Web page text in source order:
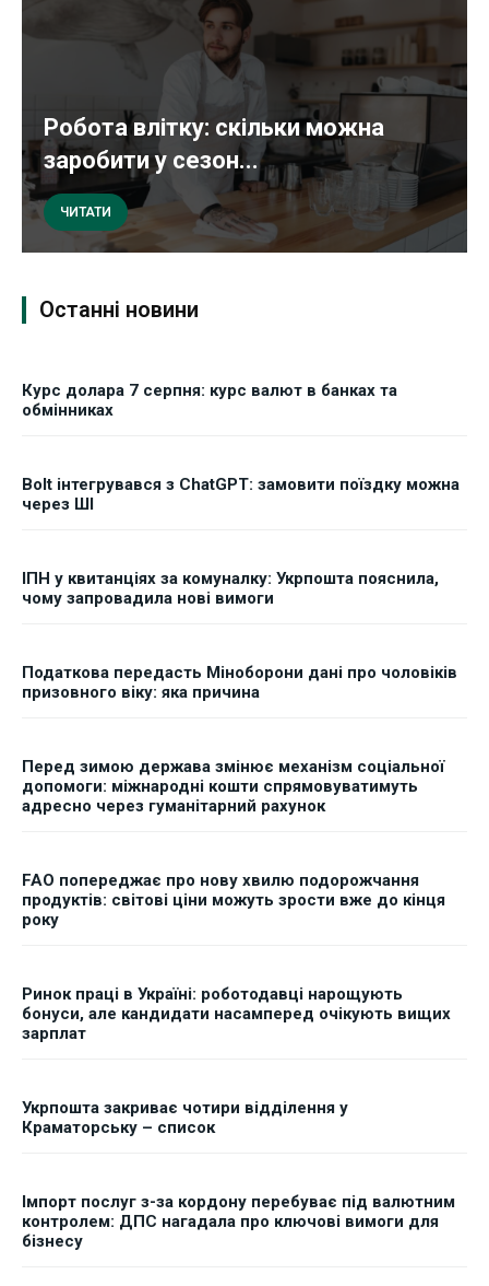
Робота влітку: скільки можна
заробити у сезон...
ЧИТАТИ
Останні новини
Курс долара 7 серпня: курс валют в банках та
обмінниках
Bolt інтегрувався з ChatGPT: замовити поїздку можна
через ШІ
ІПН у квитанціях за комуналку: Укрпошта пояснила,
чому запровадила нові вимоги
Податкова передасть Міноборони дані про чоловіків
призовного віку: яка причина
Перед зимою держава змінює механізм соціальної
допомоги: міжнародні кошти спрямовуватимуть
адресно через гуманітарний рахунок
FAO попереджає про нову хвилю подорожчання
продуктів: світові ціни можуть зрости вже до кінця
року
Ринок праці в Україні: роботодавці нарощують
бонуси, але кандидати насамперед очікують вищих
зарплат
Укрпошта закриває чотири відділення у
Краматорську – список
Імпорт послуг з-за кордону перебуває під валютним
контролем: ДПС нагадала про ключові вимоги для
бізнесу